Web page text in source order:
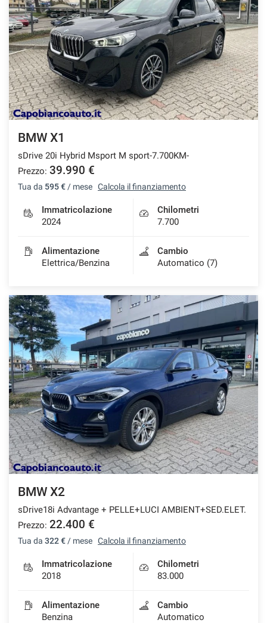
BMW X1
sDrive 20i Hybrid Msport M sport-7.700KM-
Prezzo: 39.990 €
Tua da 595 € / mese Calcola il finanziamento
Immatricolazione
2024
Chilometri
7.700
Alimentazione
Elettrica/Benzina
Cambio
Automatico (7)
BMW X2
sDrive18i Advantage + PELLE+LUCI AMBIENT+SED.ELET.
Prezzo: 22.400 €
Tua da 322 € / mese Calcola il finanziamento
Immatricolazione
2018
Chilometri
83.000
Alimentazione
Benzina
Cambio
Automatico